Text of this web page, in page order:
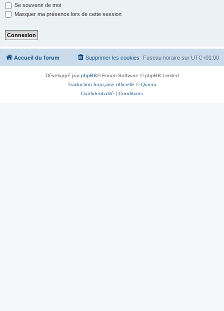
Se souvenir de moi
Masquer ma présence lors de cette session
Accueil du forum Fuseau horaire sur UTC+01:00
Supprimer les cookies
Développé parphpBB® Forum Software © phpBB Limited
Traduction française officielle ©Qiaeru
Confidentialité | Conditions